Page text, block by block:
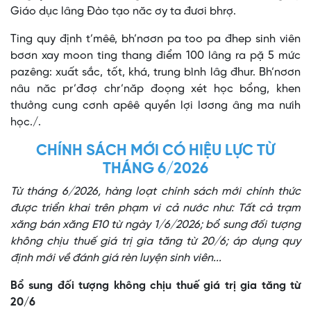
Giáo dục lâng Đào tạo năc ơy ta đươi bhrợ.
Ting quy định t’mêê, bh’nơơn pa too pa đhep sinh viên
bơơn xay moon ting thang điểm 100 lâng ra pặ 5 mức
pazêng: xuất sắc, tốt, khá, trung bình lâg đhur. Bh’nơơn
nâu năc pr’đơợ chr’năp đoọng xét học bổng, khen
thưởng cung cơnh apêê quyền lợi lơơng âng ma nưih
học./.
CHÍNH SÁCH MỚI CÓ HIỆU LỰC TỪ
THÁNG 6/2026
Từ tháng 6/2026, hàng loạt chính sách mới chính thức
được triển khai trên phạm vi cả nước như: Tất cả trạm
xăng bán xăng E10 từ ngày 1/6/2026; bổ sung đối tượng
không chịu thuế giá trị gia tăng từ 20/6; áp dụng quy
định mới về đánh giá rèn luyện sinh viên...
Bổ sung đối tượng không chịu thuế giá trị gia tăng từ
20/6